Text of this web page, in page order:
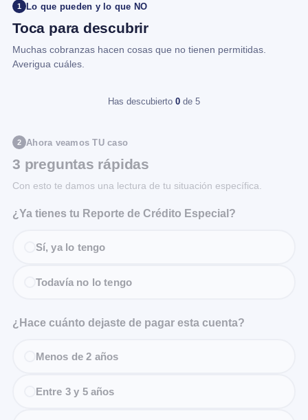
1 Lo que pueden y lo que NO
Toca para descubrir
Muchas cobranzas hacen cosas que no tienen permitidas.
Averigua cuáles.
Has descubierto 0 de 5
2 Ahora veamos TU caso
3 preguntas rápidas
Con esto te damos una lectura de tu situación específica.
¿Ya tienes tu Reporte de Crédito Especial?
Sí, ya lo tengo
Todavía no lo tengo
¿Hace cuánto dejaste de pagar esta cuenta?
Menos de 2 años
Entre 3 y 5 años